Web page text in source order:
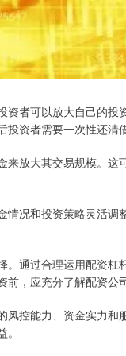
者可以放大自己的
资者需要一次性还清借
放大其交易规模。这
况和投资策略灵活
通过合理运用配资杠
，应充分了解配资公
控能力、资金实力和